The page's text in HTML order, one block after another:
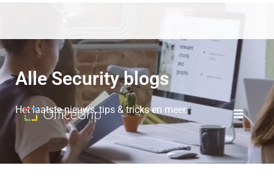
Alle Security blogs
Het laatste nieuws, tips & tricks en meer.